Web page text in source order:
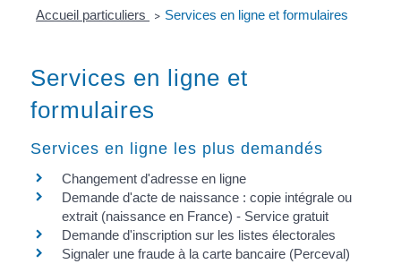
Accueil particuliers > Services en ligne et formulaires
Services en ligne et
formulaires
Services en ligne les plus demandés
Changement d'adresse en ligne
Demande d'acte de naissance : copie intégrale ou
extrait (naissance en France) - Service gratuit
Demande d'inscription sur les listes électorales
Signaler une fraude à la carte bancaire (Perceval)